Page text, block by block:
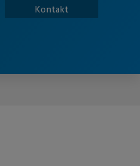
Kontakt